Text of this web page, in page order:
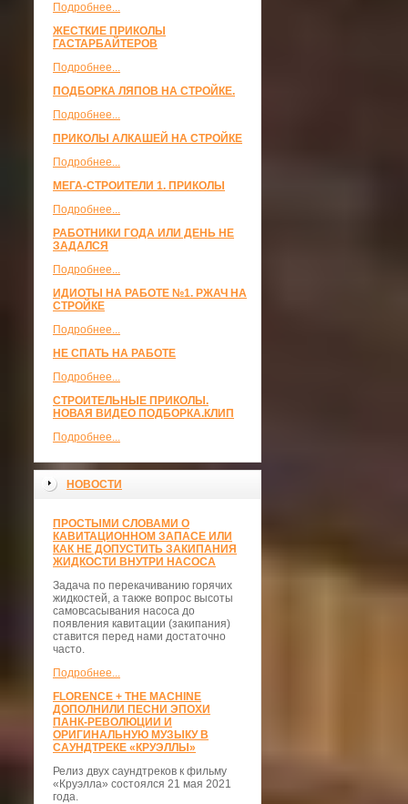
Подробнее...
ЖЕСТКИЕ ПРИКОЛЫ
ГАСТАРБАЙТЕРОВ
Подробнее...
ПОДБОРКА ЛЯПОВ НА СТРОЙКЕ.
Подробнее...
ПРИКОЛЫ АЛКАШЕЙ НА СТРОЙКЕ
Подробнее...
МЕГА-СТРОИТЕЛИ 1. ПРИКОЛЫ
Подробнее...
РАБОТНИКИ ГОДА ИЛИ ДЕНЬ НЕ
ЗАДАЛСЯ
Подробнее...
ИДИОТЫ НА РАБОТЕ №1. РЖАЧ НА
СТРОЙКЕ
Подробнее...
НЕ СПАТЬ НА РАБОТЕ
Подробнее...
СТРОИТЕЛЬНЫЕ ПРИКОЛЫ.
НОВАЯ ВИДЕО ПОДБОРКА.КЛИП
Подробнее...
НОВОСТИ
ПРОСТЫМИ СЛОВАМИ О
КАВИТАЦИОННОМ ЗАПАСЕ ИЛИ
КАК НЕ ДОПУСТИТЬ ЗАКИПАНИЯ
ЖИДКОСТИ ВНУТРИ НАСОСА
Задача по перекачиванию горячих
жидкостей, а также вопрос высоты
самовсасывания насоса до
появления кавитации (закипания)
ставится перед нами достаточно
часто.
Подробнее...
FLORENCE + THE MACHINE
ДОПОЛНИЛИ ПЕСНИ ЭПОХИ
ПАНК-РЕВОЛЮЦИИ И
ОРИГИНАЛЬНУЮ МУЗЫКУ В
САУНДТРЕКЕ «КРУЭЛЛЫ»
Релиз двух саундтреков к фильму
«Круэлла» состоялся 21 мая 2021
года.